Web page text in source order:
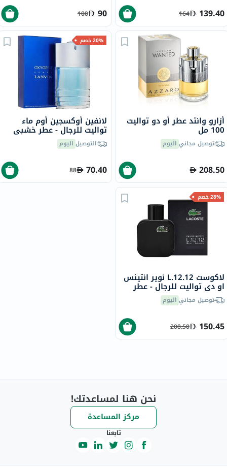
139.40
164
90
100
أزارو وانتد عطر أو دو تواليت
100 مل
توصيل مجاني اليوم
208.50
20% خصم
لانفين أوكسجين أوم ماء
تواليت للرجال - عطر خشبي
منعش 100 مل
التوصيل اليوم
70.40
88
28% خصم
لاكوست L.12.12 نوير انتينس
او ​​دي تواليت للرجال - عطر
خشبي عطري، 100 مل
توصيل مجاني اليوم
150.45
208.50
نحن هنا لمساعدتك!
مركز المساعدة
تابعنا